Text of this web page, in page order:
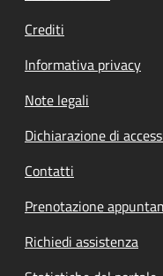
Crediti
Informativa privacy
Note legali
Dichiarazione di
Contatti
Prenotazione
Richiedi assistenza